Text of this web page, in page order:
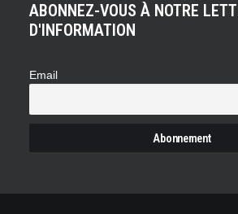
ABONNEZ-VOUS À NOTRE
D'INFORMATION
Email